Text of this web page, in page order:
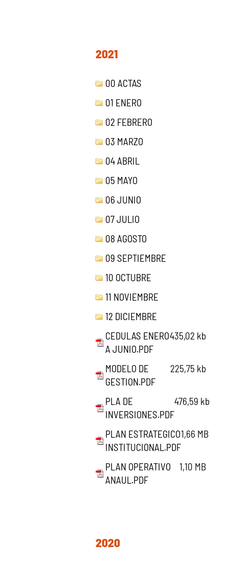
2021
00 ACTAS
01 ENERO
02 FEBRERO
03 MARZO
04 ABRIL
05 MAYO
06 JUNIO
07 JULIO
08 AGOSTO
09 SEPTIEMBRE
10 OCTUBRE
11 NOVIEMBRE
12 DICIEMBRE
CEDULAS ENERO
A JUNIO.PDF
435,02 kb
MODELO DE
GESTION.PDF
225,75 kb
PLA DE
INVERSIONES.PDF
476,59 kb
PLAN ESTRATEGICO
INSTITUCIONAL.PDF
1,66 MB
PLAN OPERATIVO
ANAUL.PDF
1,10 MB
2020